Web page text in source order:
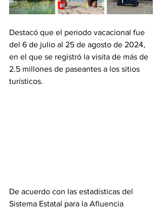
Destacó que el periodo vacacional fue
del 6 de julio al 25 de agosto de 2024,
en el que se registró la visita de más de
2.5 millones de paseantes a los sitios
turísticos.
De acuerdo con las estadísticas del
Sistema Estatal para la Afluencia